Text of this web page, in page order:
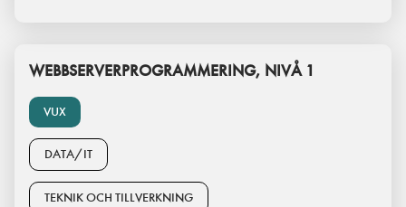
VUX
WEBBSERVERPROGRAMMERING, NIVÅ 1
DATA/IT
TEKNIK OCH TILLVERKNING